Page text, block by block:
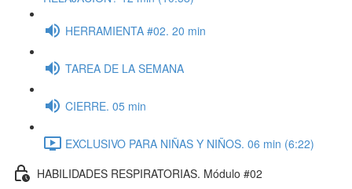
HERRAMIENTA #02. 20 min
TAREA DE LA SEMANA
CIERRE. 05 min
EXCLUSIVO PARA NIÑAS Y NIÑOS. 06 min (6:22)
HABILIDADES RESPIRATORIAS. Módulo #02